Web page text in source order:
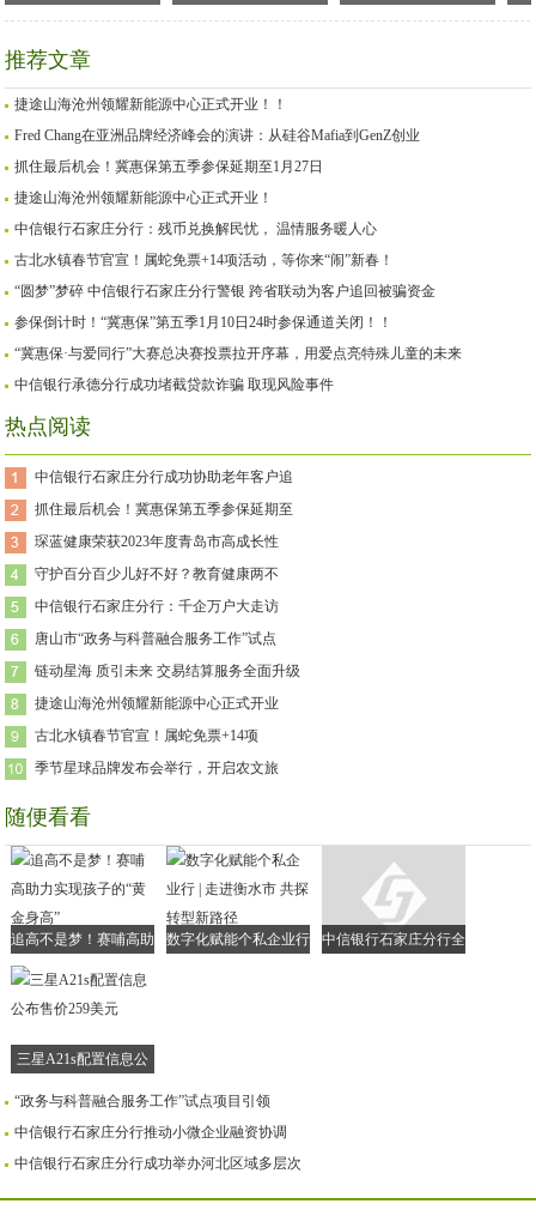
源中心正式开业！！
济峰会的演讲：从硅谷
第五季参保延期至1月27
推荐文章
捷途山海沧州领耀新能源中心正式开业！！
Fred Chang在亚洲品牌经济峰会的演讲：从硅谷Mafia到GenZ创业
抓住最后机会！冀惠保第五季参保延期至1月27日
捷途山海沧州领耀新能源中心正式开业！
中信银行石家庄分行：残币兑换解民忧， 温情服务暖人心
古北水镇春节官宣！属蛇免票+14项活动，等你来“闹”新春！
“圆梦”梦碎 中信银行石家庄分行警银 跨省联动为客户追回被骗资金
参保倒计时！“冀惠保”第五季1月10日24时参保通道关闭！！
“冀惠保·与爱同行”大赛总决赛投票拉开序幕，用爱点亮特殊儿童的未来
中信银行承德分行成功堵截贷款诈骗 取现风险事件
热点阅读
中信银行石家庄分行成功协助老年客户追
抓住最后机会！冀惠保第五季参保延期至
琛蓝健康荣获2023年度青岛市高成长性
守护百分百少儿好不好？教育健康两不
中信银行石家庄分行：千企万户大走访
唐山市“政务与科普融合服务工作”试点
链动星海 质引未来 交易结算服务全面升级
捷途山海沧州领耀新能源中心正式开业
古北水镇春节官宣！属蛇免票+14项
季节星球品牌发布会举行，开启农文旅
随便看看
追高不是梦！赛哺高助
力实现孩子的“黄金身
数字化赋能个私企业行
中信银行石家庄分行全
三星A21s配置信息公
“政务与科普融合服务工作”试点项目引领
中信银行石家庄分行推动小微企业融资协调
中信银行石家庄分行成功举办河北区域多层次